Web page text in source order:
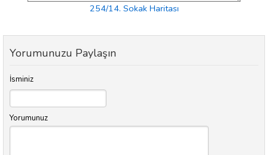
254/14. Sokak Haritası
Yorumunuzu Paylaşın
İsminiz
Yorumunuz